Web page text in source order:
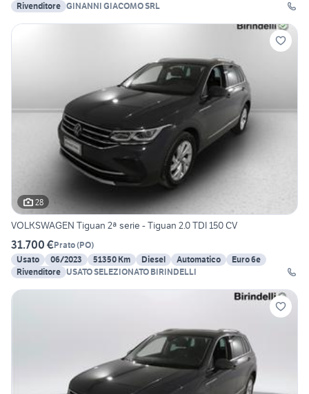
Rivenditore GINANNI GIACOMO SRL
28
VOLKSWAGEN Tiguan 2ª serie - Tiguan 2.0 TDI 150 CV
31.700 €Prato(PO)
Usato
06/2023 51350 Km Diesel Automatico
Euro 6e
Rivenditore USATO SELEZIONATO BIRINDELLI